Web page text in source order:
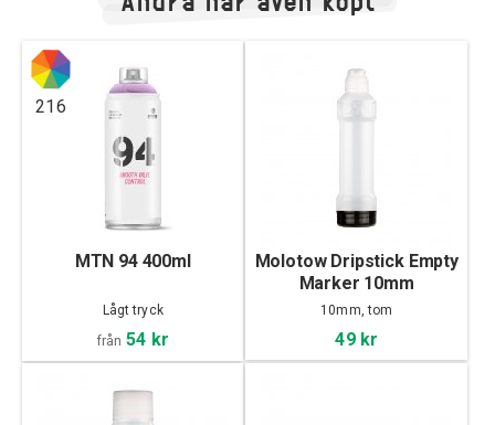
216
MTN 94 400ml
Lågt tryck
från 54 kr
Molotow Dripstick Empty
Marker 10mm
10mm, tom
49 kr